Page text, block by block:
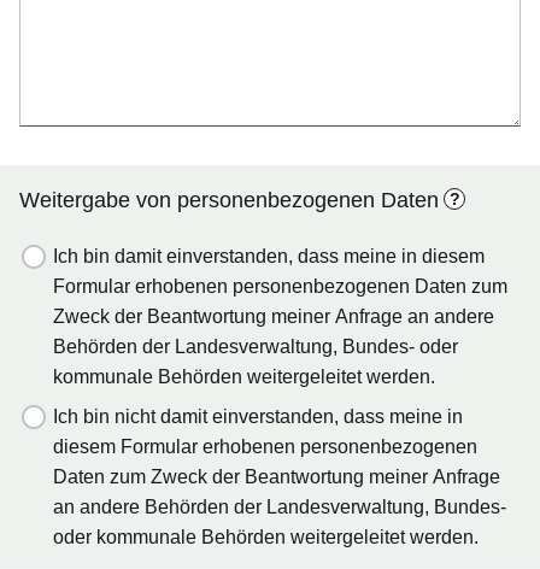
Weitergabe von personenbezogenen Daten ?
Ich bin damit einverstanden, dass meine in diesem
Formular erhobenen personenbezogenen Daten zum
Zweck der Beantwortung meiner Anfrage an andere
Behörden der Landesverwaltung, Bundes- oder
kommunale Behörden weitergeleitet werden.
Ich bin nicht damit einverstanden, dass meine in
diesem Formular erhobenen personenbezogenen
Daten zum Zweck der Beantwortung meiner Anfrage
an andere Behörden der Landesverwaltung, Bundes-
oder kommunale Behörden weitergeleitet werden.